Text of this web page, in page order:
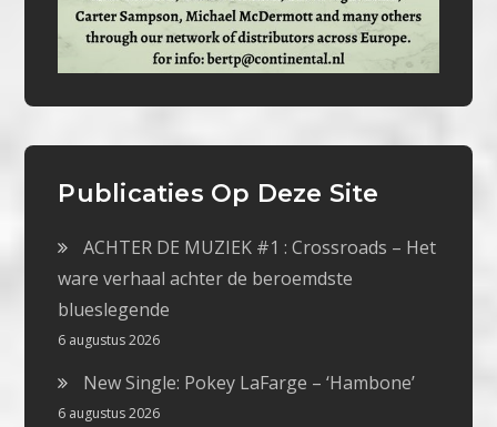
Publicaties Op Deze Site
ACHTER DE MUZIEK #1 : Crossroads – Het
ware verhaal achter de beroemdste
blueslegende
6 augustus 2026
New Single: Pokey LaFarge – ‘Hambone’
6 augustus 2026